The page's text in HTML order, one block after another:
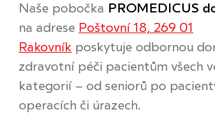
Naše pobočka PROMEDICUS
na adrese Poštovní 18, 269 01
Rakovníkposkytuje odbornou
zdravotní péči pacientům všech
kategorií – od seniorů po
operacích či úrazech.